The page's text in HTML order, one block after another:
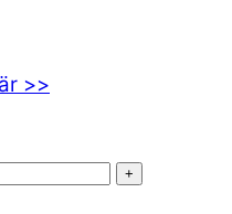
>>
+